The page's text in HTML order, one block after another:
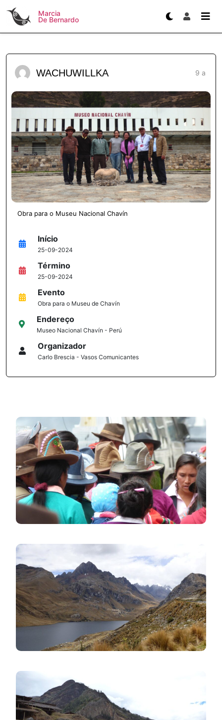
Marcia
De Bernardo
WACHUWILLKA 9 a
Obra para o Museu Nacional Chavín
Início
25-09-2024
Término
25-09-2024
Evento
Obra para o Museu de Chavín
Endereço
Museo Nacional Chavín - Perú
Organizador
Carlo Brescia - Vasos Comunicantes